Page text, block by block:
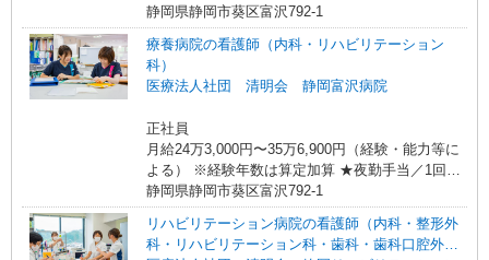
静岡県静岡市葵区富沢792-1
療養病院の看護師（内科・リハビリテーション
科）
医療法人社団 清明会 静岡富沢病院
正社員
月給24万3,000円〜35万6,900円（経験・能力等に
よる） ※経験年数は算定加算 ★夜勤手当／1回１
万5,000円 ★各種手当（扶養・住宅など）別途支
給
静岡県静岡市葵区富沢792-1
リハビリテーション病院の看護師（内科・整形外
科・リハビリテーション科・歯科・歯科口腔外